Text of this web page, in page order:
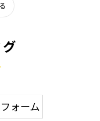
ォーム